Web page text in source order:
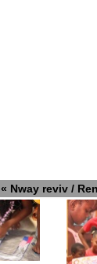
« Nway reviv /